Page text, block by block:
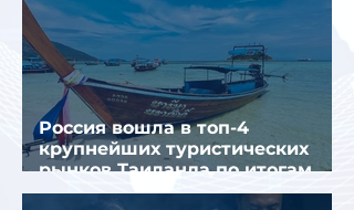
Россия вошла в топ-4
крупнейших туристических
рынков Таиланда по итогам
семи месяцев 2026 года